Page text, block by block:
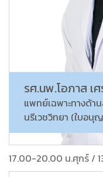
รศ.นพ.โอภาส เ
แพทย์เฉพาะทางด้า
นรีเวชวิทยา (ใบอนุ
17.00-20.00 น.ศุกร์ /